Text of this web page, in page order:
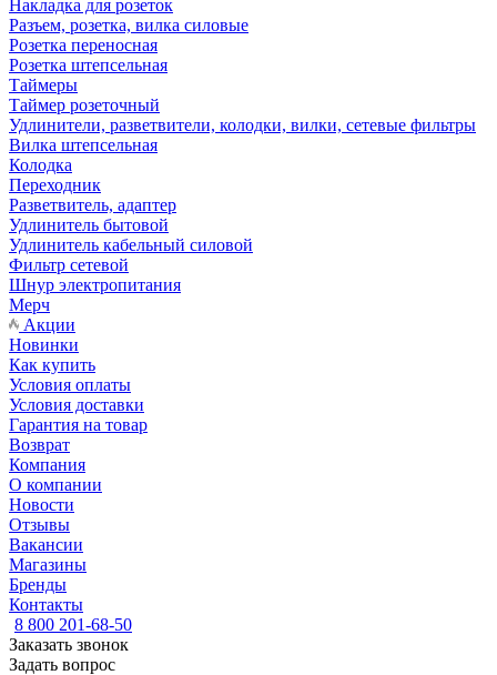
Накладка для розеток
Разъем, розетка, вилка силовые
Розетка переносная
Розетка штепсельная
Таймеры
Таймер розеточный
Удлинители, разветвители, колодки, вилки, сетевые фильтры
Вилка штепсельная
Колодка
Переходник
Разветвитель, адаптер
Удлинитель бытовой
Удлинитель кабельный силовой
Фильтр сетевой
Шнур электропитания
Мерч
Акции
Новинки
Как купить
Условия оплаты
Условия доставки
Гарантия на товар
Возврат
Компания
О компании
Новости
Отзывы
Вакансии
Магазины
Бренды
Контакты
8 800 201-68-50
Заказать звонок
Задать вопрос